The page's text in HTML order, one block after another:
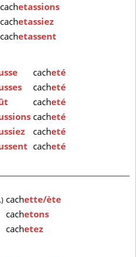
cachetassions
cachetassiez
cachetassent
cacheté
cacheté
cacheté
cacheté
cacheté
cacheté
cachette/ète
cachetons
cachetez